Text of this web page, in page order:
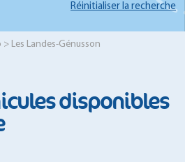
Réinitialiser la recherche
> Les Landes-Génusson
disponibles